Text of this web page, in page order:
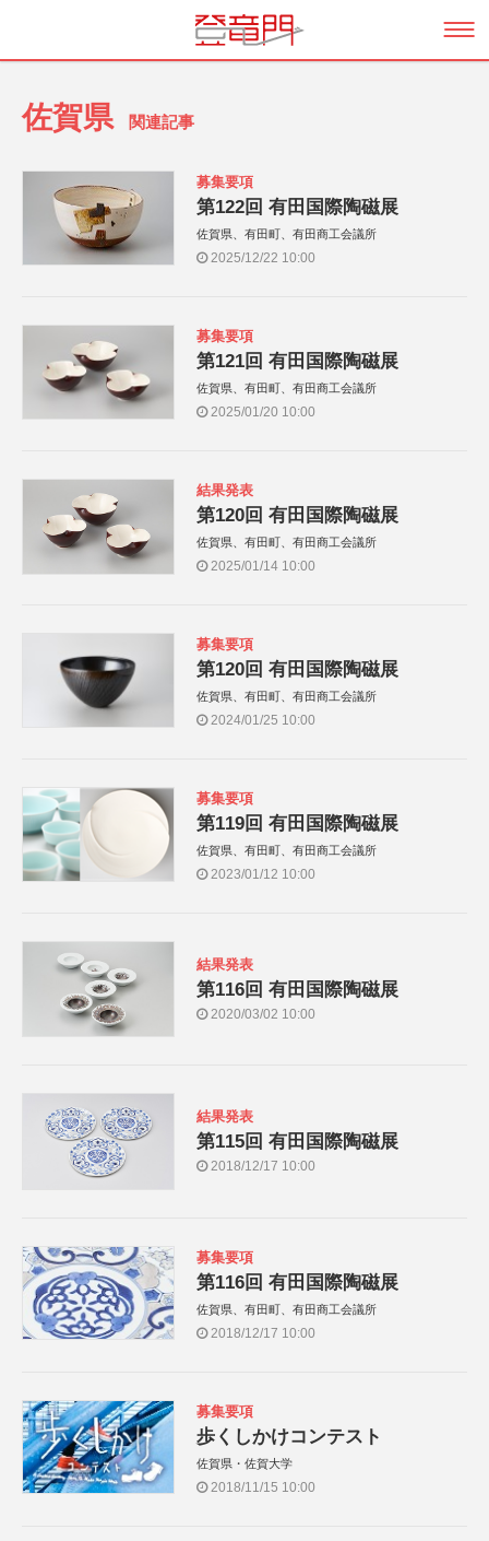
佐賀県 関連記事
募集要項
第122回 有田国際陶磁展
佐賀県、有田町、有田商工会議所
2025/12/22 10:00
募集要項
第121回 有田国際陶磁展
佐賀県、有田町、有田商工会議所
2025/01/20 10:00
結果発表
第120回 有田国際陶磁展
佐賀県、有田町、有田商工会議所
2025/01/14 10:00
募集要項
第120回 有田国際陶磁展
佐賀県、有田町、有田商工会議所
2024/01/25 10:00
募集要項
第119回 有田国際陶磁展
佐賀県、有田町、有田商工会議所
2023/01/12 10:00
結果発表
第116回 有田国際陶磁展
2020/03/02 10:00
結果発表
第115回 有田国際陶磁展
2018/12/17 10:00
募集要項
第116回 有田国際陶磁展
佐賀県、有田町、有田商工会議所
2018/12/17 10:00
募集要項
歩くしかけコンテスト
佐賀県・佐賀大学
2018/11/15 10:00